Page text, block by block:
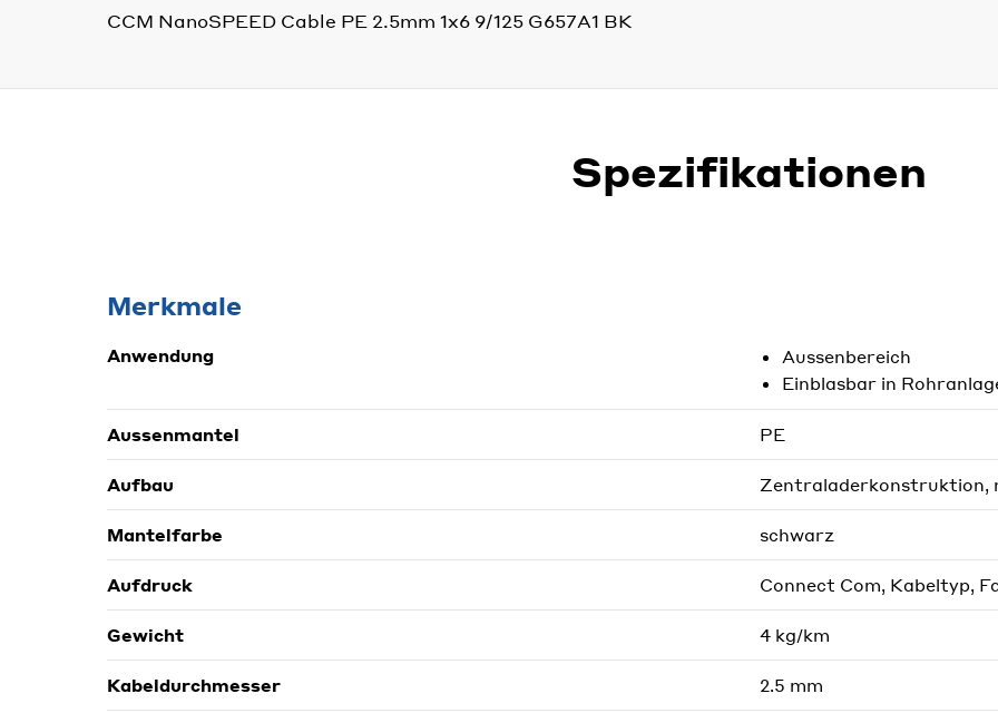
CCM NanoSPEED Cable PE 2.5mm 1x6 9/125 G657A1 BK
Spezifikationen
Merkmale
Anwendung
Aussenbereich
Einblasbar in
Aussenmantel PE
Aufbau Zentraladerkonstruktion,
Mantelfarbe schwarz
Aufdruck Connect Com, Kabeltyp,
Gewicht 4 kg/km
Kabeldurchmesser 2.5 mm